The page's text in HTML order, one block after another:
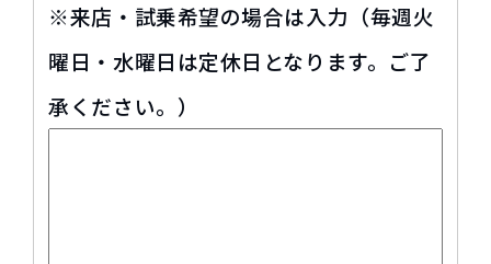
※来店・試乗希望の場合は入力（毎週火
曜日・水曜日は定休日となります。ご了
承ください。）